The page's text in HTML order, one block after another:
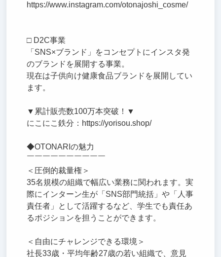
https://www.instagram.com/otonajoshi_cosme/
□ D2C事業
「SNS×ブランド」をコンセプトにインスタ発
のブランドを展開する事業。
現在は子供向け健康食品ブランドを展開してい
ます。
▼累計販売数100万本突破！▼
にこにこ鉄分：https://yorisou.shop/
◆OTONARIの魅力
￣￣￣￣￣￣￣￣￣￣
＜圧倒的裁量権＞
35名規模の組織で幅広い業務に関われます。実
際にインターン生が「SNS部門統括」や「人事
責任者」として活躍するなど、学生でも責任あ
るポジションを担うことができます。
＜自由にチャレンジできる環境＞
社長33歳・平均年齢27歳の若い組織で、意見